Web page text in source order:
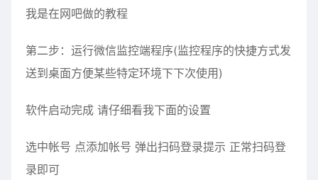
我是在网吧做的教程
第二步：运行微信监控端程序(监控程序的快捷方式发
送到桌面方便某些特定环境下下次使用)
软件启动完成 请仔细看我下面的设置
选中帐号 点添加帐号 弹出扫码登录提示 正常扫码登
录即可